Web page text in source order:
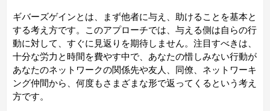
ギバーズゲインとは、まず他者に与え、助けることを基本と
する考え方です。このアプローチでは、与える側は自らの行
動に対して、すぐに見返りを期待しません。注目すべきは、
十分な労力と時間を費やす中で、あなたの惜しみない行動が
あなたのネットワークの関係先や友人、同僚、ネットワーキ
ング仲間から、何度もさまざまな形で返ってくるという考え
方です。